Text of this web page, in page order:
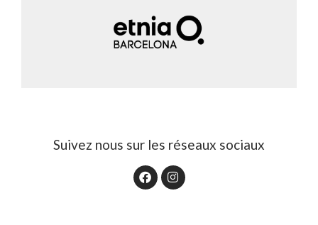
Suivez nous sur les réseaux sociaux